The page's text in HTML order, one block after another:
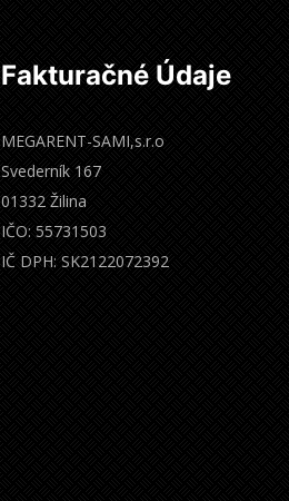
Fakturačné Údaje
MEGARENT-SAMI,s.r.o
Svederník 167
01332 Žilina
IČO: 55731503
IČ DPH: SK2122072392